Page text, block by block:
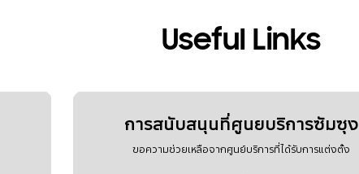
Useful Links
การสนับสนุนที่ศูนยบริการซัมซุง
ขอความช่วยเหลือจากศูนย์บริการที่ได้รับการแต่งตั้ง